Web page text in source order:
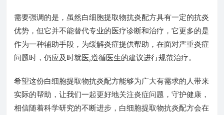
需要强调的是，虽然白细胞提取物抗炎配方具有一定的抗炎
优势，但它并不能替代专业的医疗诊断和治疗，它更多的是
作为一种辅助手段，为缓解炎症提供帮助，在面对严重炎症
问题时，仍应及时就医,遵循医生的建议进行规范治疗。
希望这份白细胞提取物抗炎配方能够为广大有需求的人带来
实际的帮助，让我们一起更好地关注炎症问题，守护健康，
相信随着科学研究的不断进步，白细胞提取物抗炎配方会在